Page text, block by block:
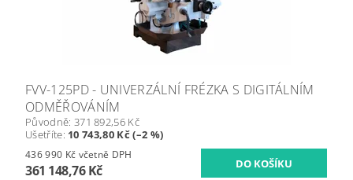
FVV-125PD - UNIVERZÁLNÍ FRÉZKA S DIGITÁLNÍM
ODMĚŘOVÁNÍM
Původně: 371 892,56 Kč
Ušetříte: 10 743,80 Kč (–2 %)
436 990 Kč včetně DPH
361 148,76 Kč